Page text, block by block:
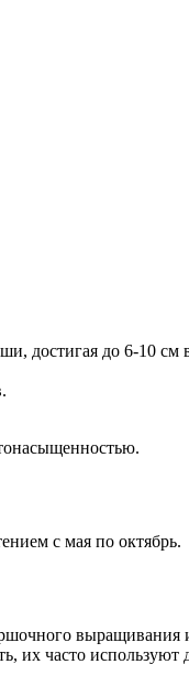
достигая до 6-10 см
с мая по октябрь.
выращивания
их часто используют